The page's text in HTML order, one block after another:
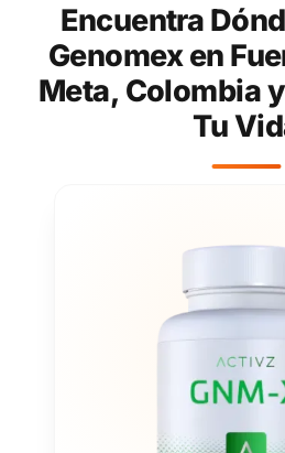
Encuentra
Genomex en
Meta, Colombia
Tu